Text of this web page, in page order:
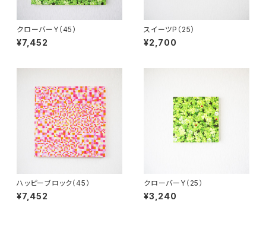
クローバーY（45）
¥7,452
スイーツP（25）
¥2,700
ハッピーブロック（45）
¥7,452
クローバーY（25）
¥3,240